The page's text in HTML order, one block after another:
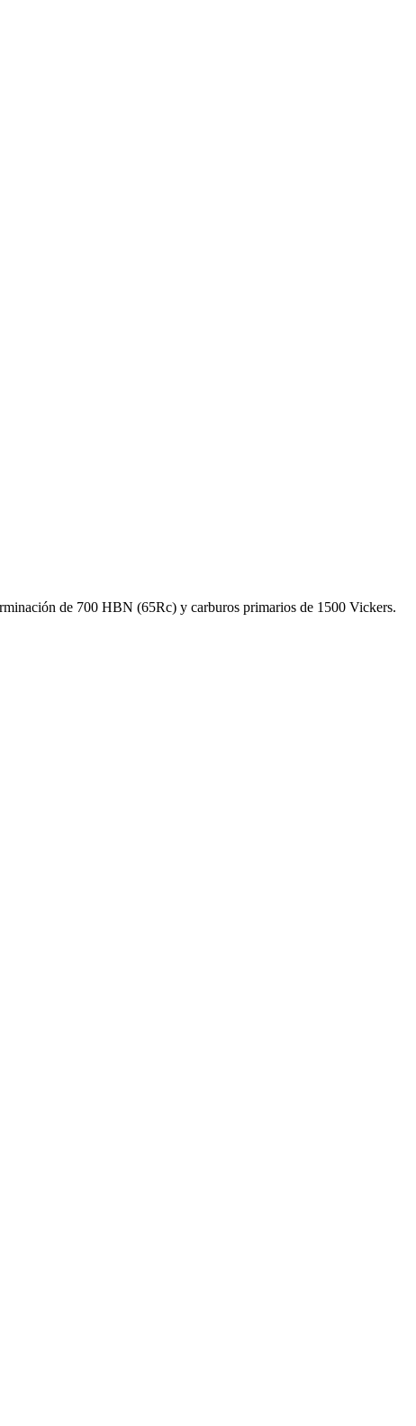
de 700 HBN (65Rc) y carburos primarios de 1500 Vickers.